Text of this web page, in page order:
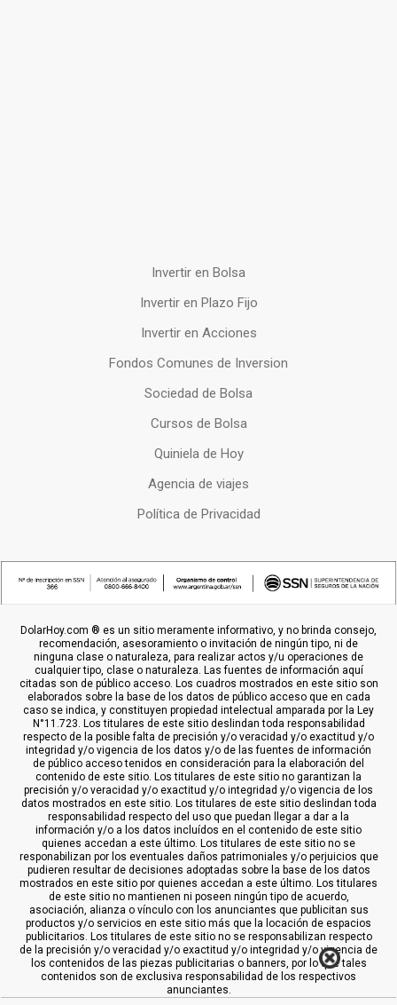
Invertir en Bolsa
Invertir en Plazo Fijo
Invertir en Acciones
Fondos Comunes de Inversion
Sociedad de Bolsa
Cursos de Bolsa
Quiniela de Hoy
Agencia de viajes
Política de Privacidad
DolarHoy.com ® es un sitio meramente informativo, y no brinda consejo,
recomendación, asesoramiento o invitación de ningún tipo, ni de
ninguna clase o naturaleza, para realizar actos y/u operaciones de
cualquier tipo, clase o naturaleza. Las fuentes de información aquí
citadas son de público acceso. Los cuadros mostrados en este sitio son
elaborados sobre la base de los datos de público acceso que en cada
caso se indica, y constituyen propiedad intelectual amparada por la Ley
N°11.723. Los titulares de este sitio deslindan toda responsabilidad
respecto de la posible falta de precisión y/o veracidad y/o exactitud y/o
integridad y/o vigencia de los datos y/o de las fuentes de información
de público acceso tenidos en consideración para la elaboración del
contenido de este sitio. Los titulares de este sitio no garantizan la
precisión y/o veracidad y/o exactitud y/o integridad y/o vigencia de los
datos mostrados en este sitio. Los titulares de este sitio deslindan toda
responsabilidad respecto del uso que puedan llegar a dar a la
información y/o a los datos incluídos en el contenido de este sitio
quienes accedan a este último. Los titulares de este sitio no se
responabilizan por los eventuales daños patrimoniales y/o perjuicios que
pudieren resultar de decisiones adoptadas sobre la base de los datos
mostrados en este sitio por quienes accedan a este último. Los titulares
de este sitio no mantienen ni poseen ningún tipo de acuerdo,
asociación, alianza o vínculo con los anunciantes que publicitan sus
productos y/o servicios en este sitio más que la locación de espacios
publicitarios. Los titulares de este sitio no se responsabilizan respecto
de la precisión y/o veracidad y/o exactitud y/o integridad y/o vigencia de
los contenidos de las piezas publicitarias o banners, por lo que tales
contenidos son de exclusiva responsabilidad de los respectivos
anunciantes.